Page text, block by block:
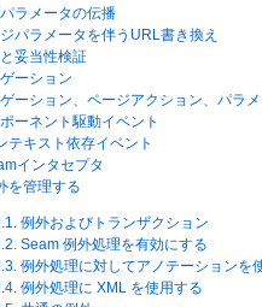
ラメータの伝播
パラメータを伴うURL書き換え
妥当性検証
ーション
ーション、ページアクション、パラ
ーネント駆動イベント
テキスト依存イベント
インタセプタ
を管理する
例外およびトランザクション
Seam 例外処理を有効にする
例外処理に対してアノテーションを
例外処理に XML を使用する